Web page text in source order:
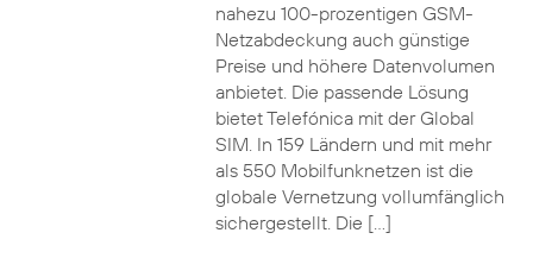
nahezu 100-prozentigen GSM-
Netzabdeckung auch günstige
Preise und höhere Datenvolumen
anbietet. Die passende Lösung
bietet Telefónica mit der Global
SIM. In 159 Ländern und mit mehr
als 550 Mobilfunknetzen ist die
globale Vernetzung vollumfänglich
sichergestellt. Die […]